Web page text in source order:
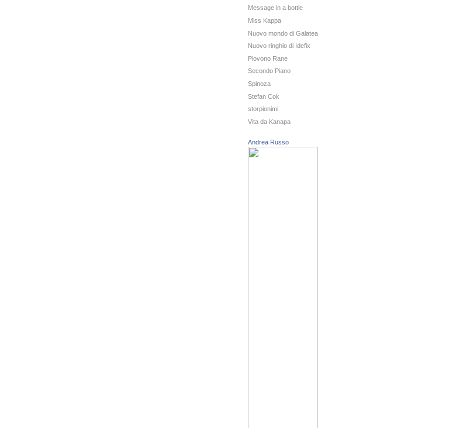
Message in a bottle
Miss Kappa
Nuovo mondo di Galatea
Nuovo ringhio di Idefix
Piovono Rane
Secondo Piano
Spinoza
Stefan Cok
storpionimi
Vita da Kanapa
Andrea Russo